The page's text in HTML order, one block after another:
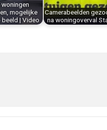
woningen
mogelijke
| Video
Camerabeelden
na woningoverval